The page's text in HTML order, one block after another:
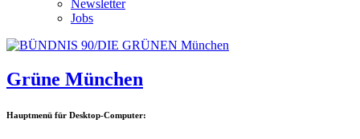
Newsletter
Jobs
Grüne München
Hauptmenü für Desktop-Computer: